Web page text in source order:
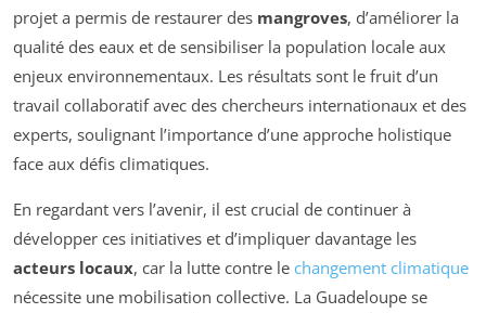
projet a permis de restaurer des mangroves, d’améliorer la
qualité des eaux et de sensibiliser la population locale aux
enjeux environnementaux. Les résultats sont le fruit d’un
travail collaboratif avec des chercheurs internationaux et des
experts, soulignant l’importance d’une approche holistique
face aux défis climatiques.
En regardant vers l’avenir, il est crucial de continuer à
développer ces initiatives et d’impliquer davantage les
acteurs locaux, car la lutte contre le changement climatique
nécessite une mobilisation collective. La Guadeloupe se